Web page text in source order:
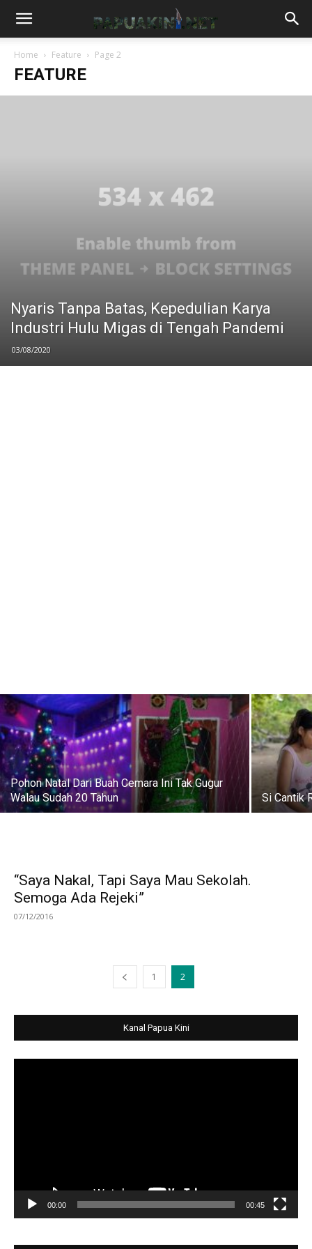
Home Feature Page 2
FEATURE
Nyaris Tanpa Batas, Kepedulian Karya
Industri Hulu Migas di Tengah Pandemi
03/08/2020
Pohon Natal Dari Buah Cemara Ini Tak Gugur
Walau Sudah 20 Tahun
Si Cantik
“Saya Nakal, Tapi Saya Mau Sekolah.
Semoga Ada Rejeki”
07/12/2016
1 2
Kanal Papua Kini
00:00 00:45